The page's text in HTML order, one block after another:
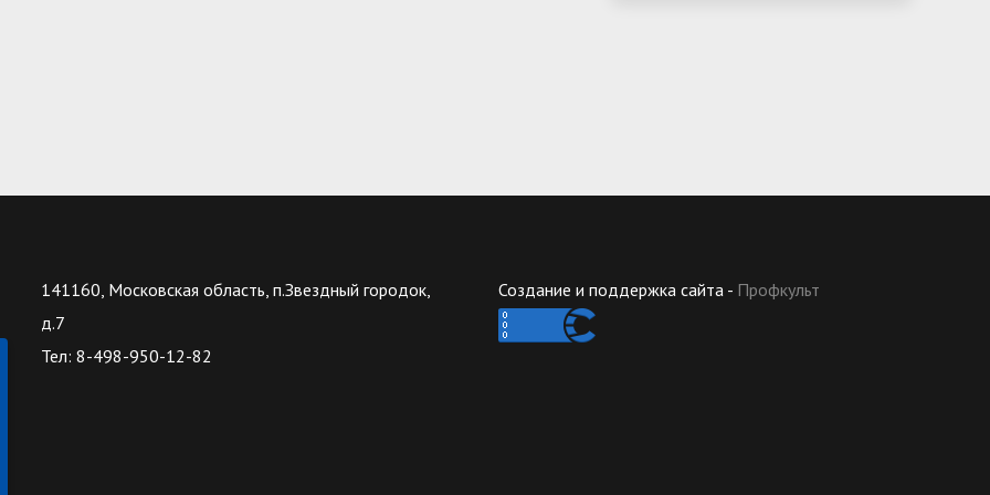
141160, Московская область, п.Звездный городок,
д.7
Тел: 8-498-950-12-82
Создание и поддержка сайта - Профкульт